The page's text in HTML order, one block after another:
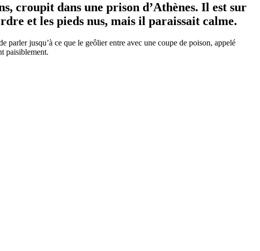
croupit dans une prison d’Athènes. Il est sur
et les pieds nus, mais il paraissait calme.
parler jusqu’à ce que le geôlier entre avec une coupe de poison, appelé
paisiblement.